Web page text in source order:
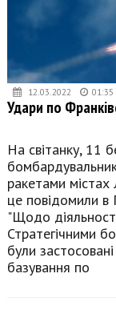
12.03.2022 01:35
Удари по
На світанку, 11
ракетами містах
це повідомили в
"Щодо
Стратегічними
були
базування по